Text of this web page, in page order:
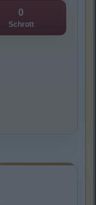
0
Schrott